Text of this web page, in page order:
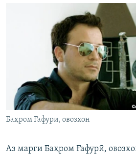
Баҳром Ғафурӣ, овозхон
Аз марги Баҳром Ғафурӣ,